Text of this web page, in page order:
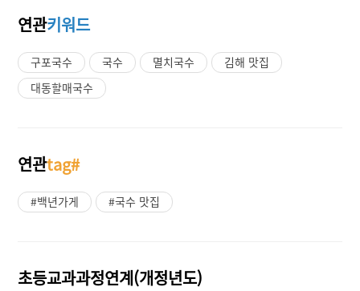
연관키워드
구포국수 국수 멸치국수
김해 맛집
대동할매국수
연관tag#
#백년가게 #국수 맛집
초등교과과정연계(개정년도)